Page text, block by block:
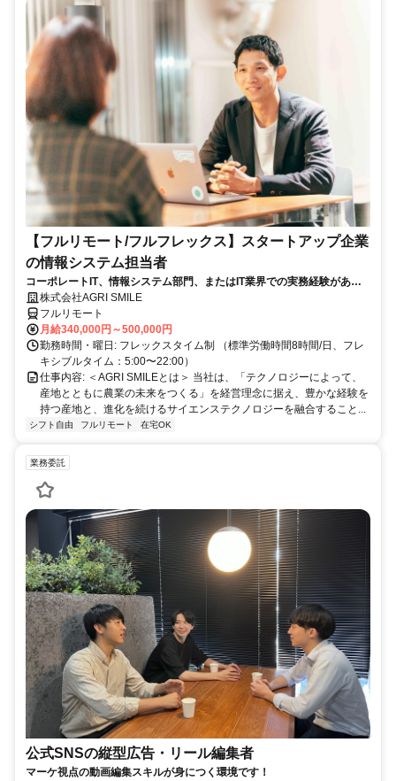
【フルリモート/フルフレックス】スタートアップ企業
の情報システム担当者
コーポレートIT、情報システム部門、またはIT業界での実務経験がある
方、大歓迎！
株式会社AGRI SMILE
フルリモート
月給340,000円～500,000円
勤務時間・曜日: フレックスタイム制 （標準労働時間8時間/日、フレ
キシブルタイム：5:00〜22:00）
仕事内容: ＜AGRI SMILEとは＞ 当社は、「テクノロジーによって、
産地とともに農業の未来をつくる」を経営理念に据え、豊かな経験を
持つ産地と、進化を続けるサイエンステクノロジーを融合すること...
シフト自由 フルリモート 在宅OK
業務委託
公式SNSの縦型広告・リール編集者
マーケ視点の動画編集スキルが身につく環境です！